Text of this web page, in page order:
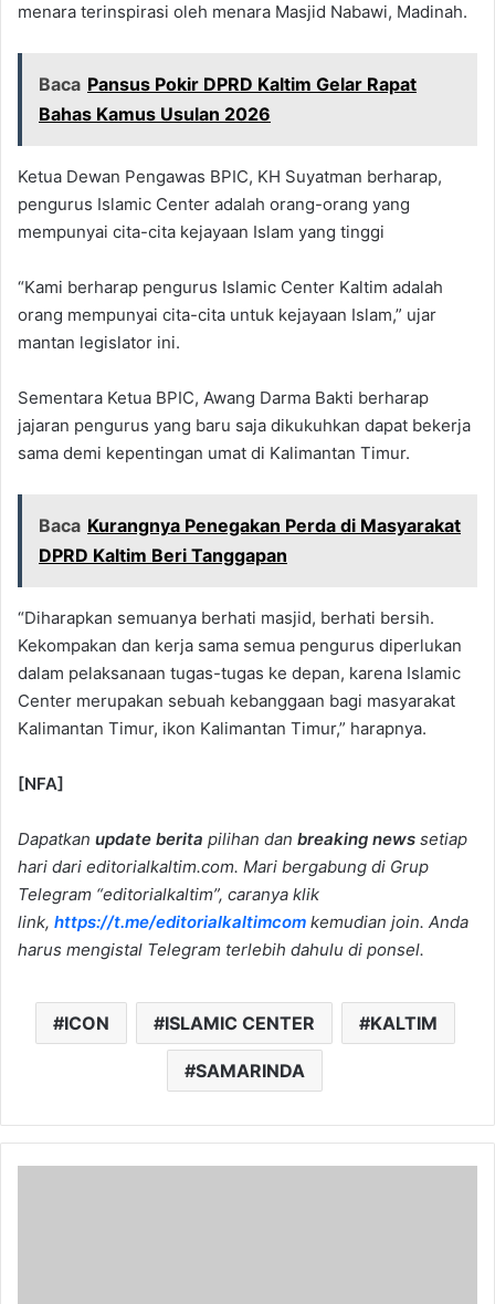
menara terinspirasi oleh menara Masjid Nabawi, Madinah.
Baca Pansus Pokir DPRD Kaltim Gelar Rapat
Bahas Kamus Usulan 2026
Ketua Dewan Pengawas BPIC, KH Suyatman berharap,
pengurus Islamic Center adalah orang-orang yang
mempunyai cita-cita kejayaan Islam yang tinggi
“Kami berharap pengurus Islamic Center Kaltim adalah
orang mempunyai cita-cita untuk kejayaan Islam,” ujar
mantan legislator ini.
Sementara Ketua BPIC, Awang Darma Bakti berharap
jajaran pengurus yang baru saja dikukuhkan dapat bekerja
sama demi kepentingan umat di Kalimantan Timur.
Baca Kurangnya Penegakan Perda di Masyarakat
DPRD Kaltim Beri Tanggapan
“Diharapkan semuanya berhati masjid, berhati bersih.
Kekompakan dan kerja sama semua pengurus diperlukan
dalam pelaksanaan tugas-tugas ke depan, karena Islamic
Center merupakan sebuah kebanggaan bagi masyarakat
Kalimantan Timur, ikon Kalimantan Timur,” harapnya.
[NFA]
Dapatkan update berita pilihan dan breaking news setiap
hari dari editorialkaltim.com. Mari bergabung di Grup
Telegram “editorialkaltim”, caranya klik
link, https://t.me/editorialkaltimcom kemudian join. Anda
harus mengistal Telegram terlebih dahulu di ponsel.
ICON ISLAMIC CENTER KALTIM
SAMARINDA